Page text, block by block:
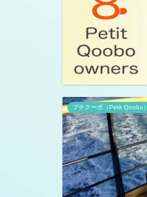
プチクーボ（Petit Qoobo）